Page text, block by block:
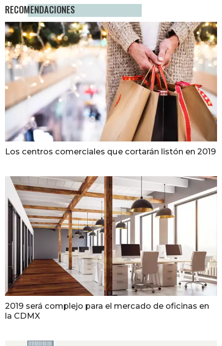
RECOMENDACIONES
Los centros comerciales que cortarán listón en 2019
2019 será complejo para el mercado de oficinas en
la CDMX